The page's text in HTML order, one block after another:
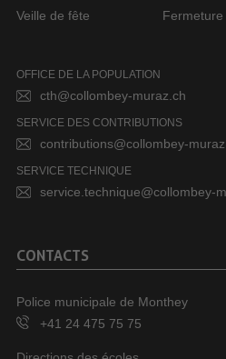
Veille de fête
OFFICE DE LA POPULATION
cth@collombey-muraz.ch
SERVICE DES CONTRIBUTIONS
contributions@collombey-
SERVICE TECHNIQUE
service.technique@collombey-
CONTACTS
Police municipale de Monthey
+41 24 475 75 75